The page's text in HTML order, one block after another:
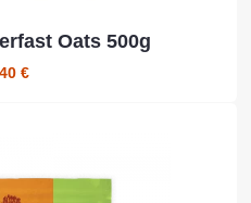
Oats 500g
€